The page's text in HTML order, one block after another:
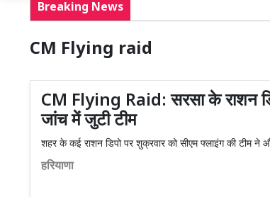
Breaking News
CM Flying raid
CM Flying Raid: सरसा के राशन
जांच में जुटी टीम
शहर के कई राशन डिपो पर शुक्रवार को सीएम फ्लाइंग की टीम ने
हरियाणा